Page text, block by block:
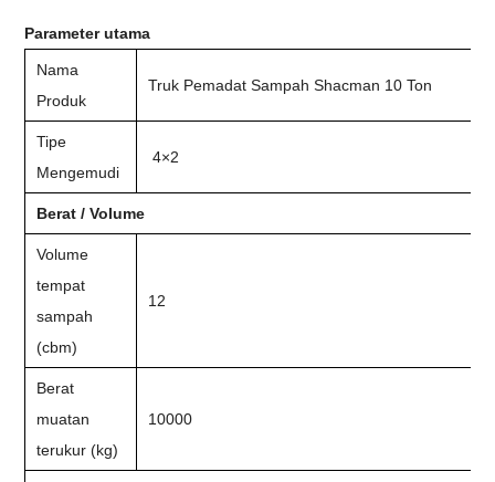
Parameter utama
Nama
Produk
Truk Pemadat Sampah Shacman 10 Ton
Tipe
Mengemudi
4×2
Berat / Volume
Volume
tempat
sampah
(cbm)
12
Berat
muatan
terukur (kg)
10000